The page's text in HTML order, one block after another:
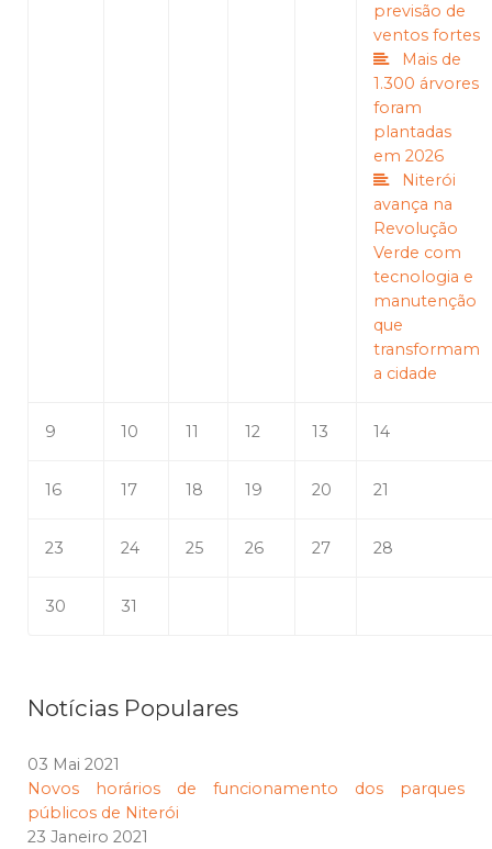
previsão de
ventos fortes
Mais de
1.300 árvores
foram
plantadas
em 2026
Niterói
avança na
Revolução
Verde com
tecnologia e
manutenção
que
transformam
a cidade
9 10 11 12 13 14
16 17 18 19 20 21
23 24 25 26 27 28
30 31
Notícias Populares
03 Mai 2021
Novos horários de funcionamento dos parques
públicos de Niterói
23 Janeiro 2021